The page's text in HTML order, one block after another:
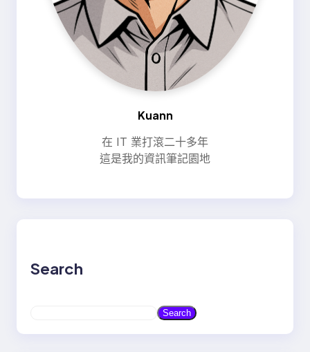
Kuann
在 IT 業打滾二十多年
這是我的資訊筆記園地
Search
Search